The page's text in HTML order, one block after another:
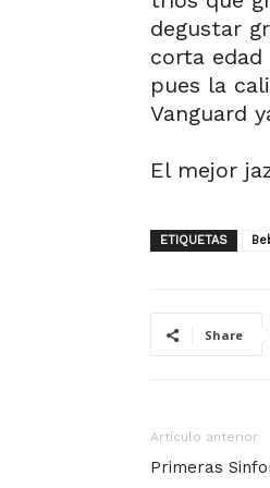
degustar
corta
pues la
Vanguard
El mejor
ETIQUETAS
Share
Artículo anterior
Primeras